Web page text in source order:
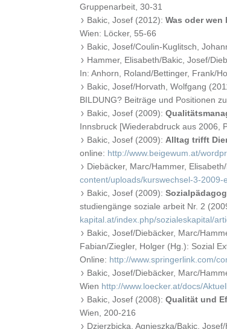
Gruppenarbeit, 30-31
Bakic, Josef (2012): Was oder
Wien: Löcker, 55-66
Bakic, Josef/Coulin-Kuglitsch,
Hammer, Elisabeth/Bakic, Josef/
In: Anhorn, Roland/Bettinger, Frank/
Bakic, Josef/Horvath, Wolfgang
BILDUNG? Beiträge und Positionen
Bakic, Josef (2009):
Innsbruck [Wiederabdruck aus 2006,
Bakic, Josef (2009): Alltag trifft
online: http://www.beigewum.at/
Diebäcker, Marc/Hammer,
content/uploads/kurswechsel-3-2009-
Bakic, Josef (2009):
studiengänge soziale arbeit Nr. 2
kapital.at/index.php/sozialeskapital/
Bakic, Josef/Diebäcker, Marc/
Fabian/Ziegler, Holger (Hg.): Sozial
Online: http://www.springerlink.com/
Bakic, Josef/Diebäcker, Marc/
Wien http://www.loecker.at/docs/
Bakic, Josef (2008): Qualität und
Wien, 200-216
Dzierzbicka, Agnieszka/Bakic,